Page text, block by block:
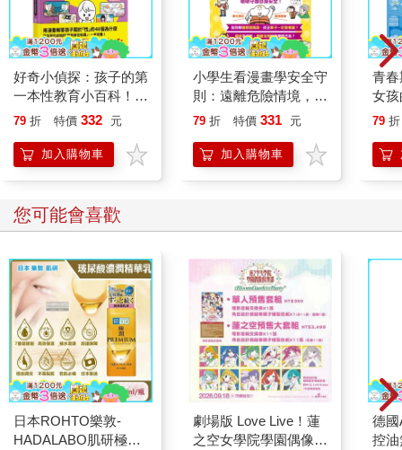
好奇小偵探：孩子的第
一本性教育小百科！從
身體變化到自我保護，
（漫畫圖解）
79 折 特價 332 元
加入購物車
小學生看漫畫學安全守
則：遠離危險情境，建
立防災意識，聰明守護
79 折 特價 331 元
加入購物車
青
女
79 折
您可能會喜歡
日本ROHTO樂敦-
HADALABO肌研極潤
劇場版 Love Live！蓮
之空女學院學園偶像俱
德國
控